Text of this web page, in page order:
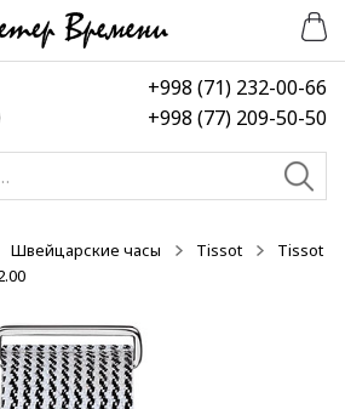
+998 (71) 232-00-66
+998 (77) 209-50-50
Швейцарские часы Tissot
Tissot